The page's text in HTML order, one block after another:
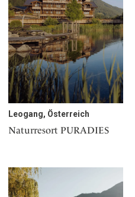
Leogang, Österreich
Naturresort PURADIES